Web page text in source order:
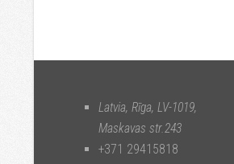
Latvia, Rīga, LV-1019,
Maskavas str.243
+371 29415818